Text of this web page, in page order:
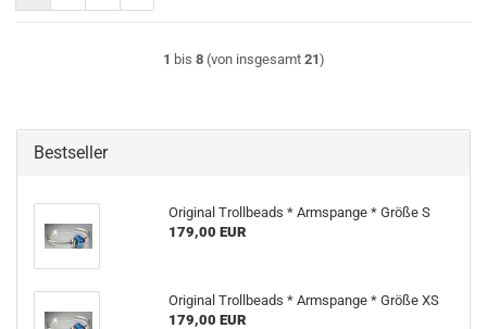
1 bis 8(von insgesamt 21)
Bestseller
Original Trollbeads * Armspange * Größe S
179,00 EUR
Original Trollbeads * Armspange * Größe XS
179,00 EUR